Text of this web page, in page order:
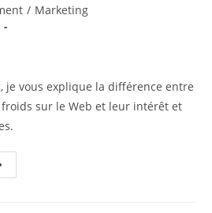
: / Marketing
je vous explique la différence entre
sur le Web et leur intérêt et